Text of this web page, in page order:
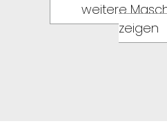
weitere
zeigen